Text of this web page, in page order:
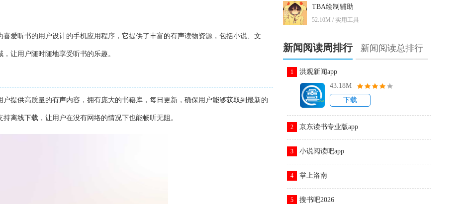
喜爱听书的用户设计的手机应用程序，它提供了丰富的有声读物资源，包括小说、文
让用户随时随地享受听书的乐趣。
户提供高质量的有声内容，拥有庞大的书籍库，每日更新，确保用户能够获取到最新的
离线下载，让用户在没有网络的情况下也能畅听无阻。
TBA绘制辅助
52.10M / 实用工具
新闻阅读周排行 新闻阅读总排行
1
洪观新闻app
43.18M
下载
2 京东读书专业版app
3 小说阅读吧app
4 掌上洛南
5 搜书吧2026